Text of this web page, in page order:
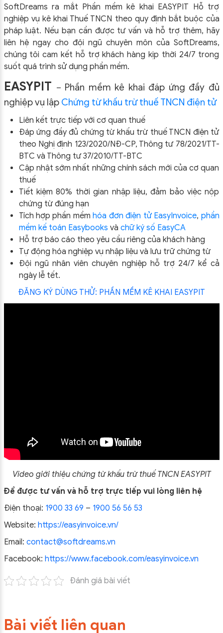
SoftDreams ra mắt Phần mềm kê khai EASYPIT Hỗ trợ
nghiệp vụ kê khai Thuế TNCN theo quy định bắt buộc của
pháp luật. Nếu bạn cần được tư vấn và hỗ trợ thêm, hãy
liên hệ ngay cho đội ngũ chuyên môn của SoftDreams,
chúng tôi cam kết hỗ trợ khách hàng kịp thời 24/7 trong
suốt quá trình sử dụng phần mềm.
EASYPIT – Phần mềm kê khai đáp ứng đầy đủ
nghiệp vụ lập Chứng từ khấu trừ thuế TNCN điện tử
Liên kết trực tiếp với cơ quan thuế
Đáp ứng đầy đủ chứng từ khấu trừ thuế TNCN điện tử
theo Nghị định 123/2020/NĐ-CP, Thông tư 78/2021/TT-
BTC và Thông tư 37/2010/TT-BTC
Cập nhật sớm nhất những chính sách mới của cơ quan
thuế
Tiết kiệm 80% thời gian nhập liệu, đảm bảo việc nộp
chứng từ đúng hạn
Tích hợp phần mềmhóa đơn điện tử EasyInvoice, phần
mềm kế toán Easybooks và chữ ký số EasyCA
Hỗ trợ báo cáo theo yêu cầu riêng của khách hàng
Tự động hóa nghiệp vụ nhập liệu và lưu trữ chứng từ
Đội ngũ nhân viên chuyên nghiệp hỗ trợ 24/7 kể cả
ngày lễ tết.
ĐĂNG KÝ DÙNG THỬ: PHẦN MỀM KÊ KHAI EASYPIT
Video giới thiệu chứng từ khấu trừ thuế TNCN EASYPIT
Để được tư vấn và hỗ trợ trực tiếp vui lòng liên hệ
Điện thoại: 1900 33 69 – 1900 56 56 53
Website: https://easyinvoice.vn/
Email: contact@softdreams.vn
Facebook: https://www.facebook.com/easyinvoice.vn
Đánh giá bài viết
Bài viết liên quan